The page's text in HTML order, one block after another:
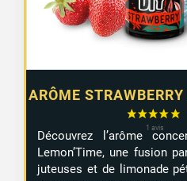
ARÔME
Découvrez l’arôme
Lemon’Time, une fusion
juteuses et de limonade